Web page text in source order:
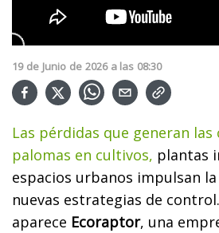
19 de Junio de 2026 a las 08:30
Las pérdidas que generan
palomas en cultivos, plantas
espacios urbanos impulsan
nuevas estrategias de
aparece Ecoraptor, una